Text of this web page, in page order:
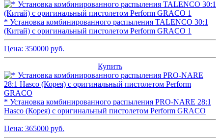
* Установка комбинированного распыления TALENCO 30:1
(Китай) с оригинальный пистолетом Perform GRACO 1
Цена: 350000 руб.
Купить
* Установка комбинированного распыления PRO-NARE 28:1
Hasco (Корея) с оригинальный пистолетом Perform GRACO
Цена: 365000 руб.